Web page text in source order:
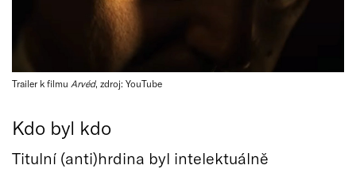
Trailer k filmu Arvéd, zdroj: YouTube
Kdo byl kdo
Titulní (anti)hrdina byl intelektuálně